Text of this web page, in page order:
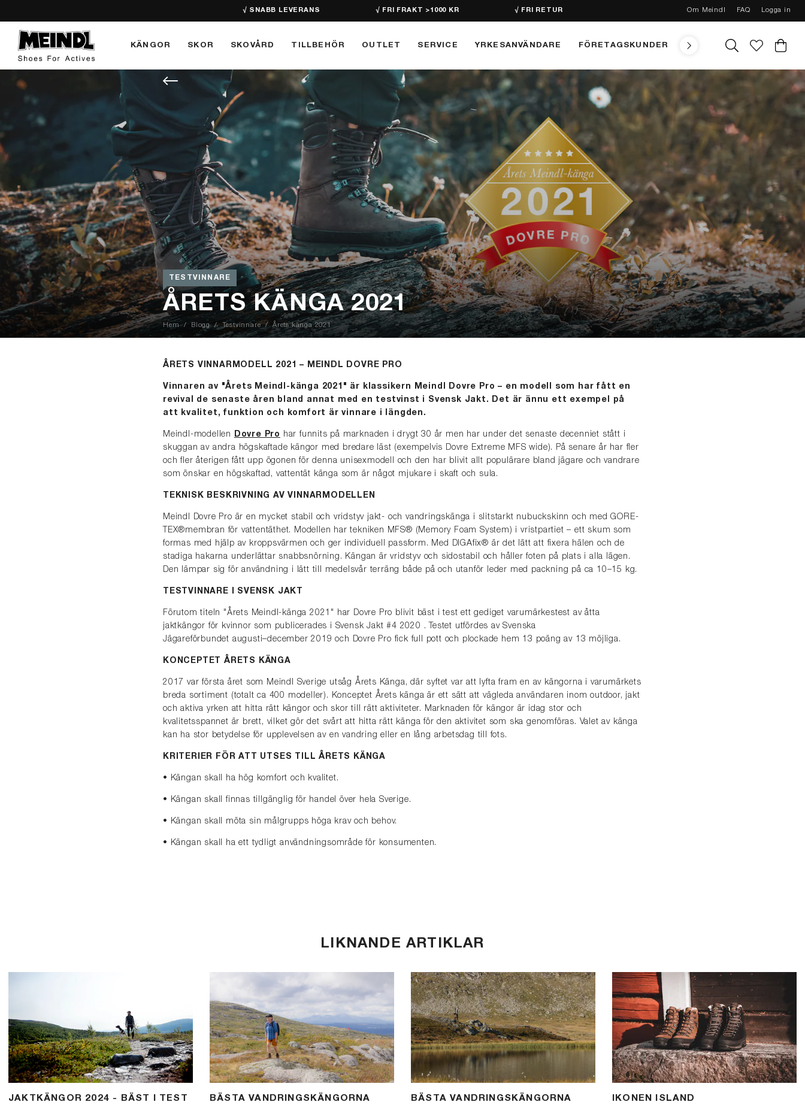
√ SNABB LEVERANS √ FRI FRAKT >1000 KR √ FRI RETUR Om Meindl FAQ Logga in
KÄNGOR SKOR SKOVÅRD TILLBEHÖR OUTLET SERVICE YRKESANVÄNDARE FÖRETAGSKUNDER TEKNIK MEINDL
TESTVINNARE
ÅRETS KÄNGA 2021
Hem Blogg Testvinnare Årets känga 2021
ÅRETS VINNARMODELL 2021 – MEINDL DOVRE PRO
Vinnaren av "Årets Meindl-känga 2021" är klassikern Meindl Dovre Pro – en modell som har fått en
revival de senaste åren bland annat med en testvinst i Svensk Jakt. Det är ännu ett exempel på
att kvalitet, funktion och komfort är vinnare i längden.
Meindl-modellen Dovre Pro har funnits på marknaden i drygt 30 år men har under det senaste decenniet stått i
skuggan av andra högskaftade kängor med bredare läst (exempelvis Dovre Extreme MFS wide). På senare år har fler
och fler återigen fått upp ögonen för denna unisexmodell och den har blivit allt populärare bland jägare och vandrare
som önskar en högskaftad, vattentät känga som är något mjukare i skaft och sula.
TEKNISK BESKRIVNING AV VINNARMODELLEN
Meindl Dovre Pro är en mycket stabil och vridstyv jakt- och vandringskänga i slitstarkt nubuckskinn och med GORE-
TEX®membran för vattentäthet. Modellen har tekniken MFS® (Memory Foam System) i vristpartiet – ett skum som
formas med hjälp av kroppsvärmen och ger individuell passform. Med DIGAfix® är det lätt att fixera hälen och de
stadiga hakarna underlättar snabbsnörning. Kängan är vridstyv och sidostabil och håller foten på plats i alla lägen.
Den lämpar sig för användning i lätt till medelsvår terräng både på och utanför leder med packning på ca 10–15 kg.
TESTVINNARE I SVENSK JAKT
Förutom titeln "Årets Meindl-känga 2021" har Dovre Pro blivit bäst i test ett gediget varumärkestest av åtta
jaktkängor för kvinnor som publicerades i Svensk Jakt #4 2020 . Testet utfördes av Svenska
Jägareförbundet augusti–december 2019 och Dovre Pro fick full pott och plockade hem 13 poäng av 13 möjliga.
KONCEPTET ÅRETS KÄNGA
2017 var första året som Meindl Sverige utsåg Årets Känga, där syftet var att lyfta fram en av kängorna i varumärkets
breda sortiment (totalt ca 400 modeller). Konceptet Årets känga är ett sätt att vägleda användaren inom outdoor, jakt
och aktiva yrken att hitta rätt kängor och skor till rätt aktiviteter. Marknaden för kängor är idag stor och
kvalitetsspannet är brett, vilket gör det svårt att hitta rätt känga för den aktivitet som ska genomföras. Valet av känga
kan ha stor betydelse för upplevelsen av en vandring eller en lång arbetsdag till fots.
KRITERIER FÖR ATT UTSES TILL ÅRETS KÄNGA
• Kängan skall ha hög komfort och kvalitet.
• Kängan skall finnas tillgänglig för handel över hela Sverige.
• Kängan skall möta sin målgrupps höga krav och behov.
• Kängan skall ha ett tydligt användningsområde för konsumenten.
LIKNANDE ARTIKLAR
JAKTKÄNGOR 2024 - BÄST I TEST
BÄSTA VANDRINGSKÄNGORNA
BÄSTA VANDRINGSKÄNGORNA
IKONEN ISLAND